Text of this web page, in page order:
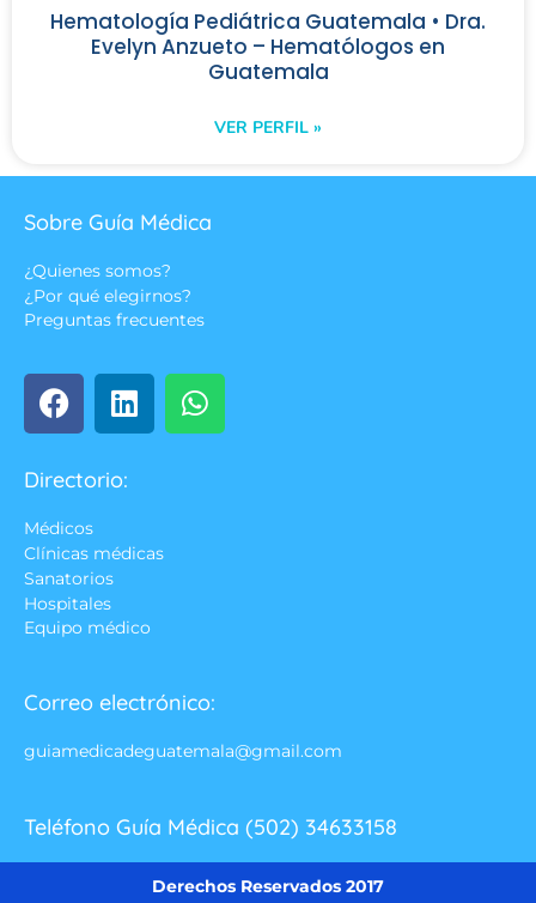
Hematología Pediátrica Guatemala • Dra.
Evelyn Anzueto – Hematólogos en
Guatemala
VER PERFIL »
Sobre Guía Médica
¿Quienes somos?
¿Por qué elegirnos?
Preguntas frecuentes
Directorio:
Médicos
Clínicas médicas
Sanatorios
Hospitales
Equipo médico
Correo electrónico:
guiamedicadeguatemala@gmail.com
Teléfono Guía Médica (502) 34633158
Derechos Reservados 2017